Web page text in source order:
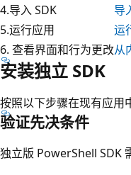
4.导入 SDK
导
5.运行应用
运
6. 查看界面和行为更改从
安装独立 SDK
按照以下步骤在现有应用
验证先决条件
独立版 PowerShell SDK